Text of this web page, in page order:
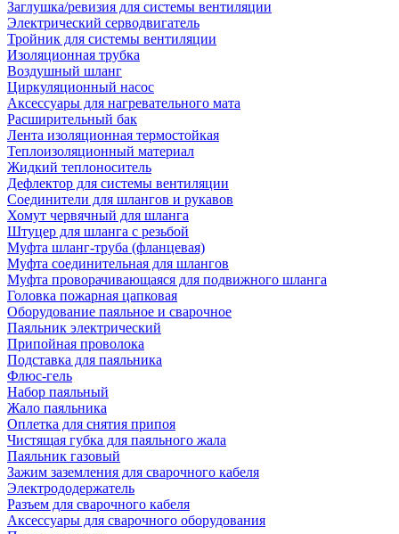
Заглушка/ревизия для системы вентиляции
Электрический серводвигатель
Тройник для системы вентиляции
Изоляционная трубка
Воздушный шланг
Циркуляционный насос
Аксессуары для нагревательного мата
Расширительный бак
Лента изоляционная термостойкая
Теплоизоляционный материал
Жидкий теплоноситель
Дефлектор для системы вентиляции
Соединители для шлангов и рукавов
Хомут червячный для шланга
Штуцер для шланга с резьбой
Муфта шланг-труба (фланцевая)
Муфта соединительная для шлангов
Муфта проворачивающаяся для подвижного шланга
Головка пожарная цапковая
Оборудование паяльное и сварочное
Паяльник электрический
Припойная проволока
Подставка для паяльника
Флюс-гель
Набор паяльный
Жало паяльника
Оплетка для снятия припоя
Чистящая губка для паяльного жала
Паяльник газовый
Зажим заземления для сварочного кабеля
Электрододержатель
Разъем для сварочного кабеля
Аксессуары для сварочного оборудования